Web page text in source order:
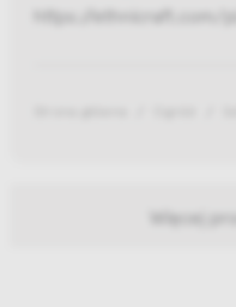
https://ethnicraft.com/
Więcej